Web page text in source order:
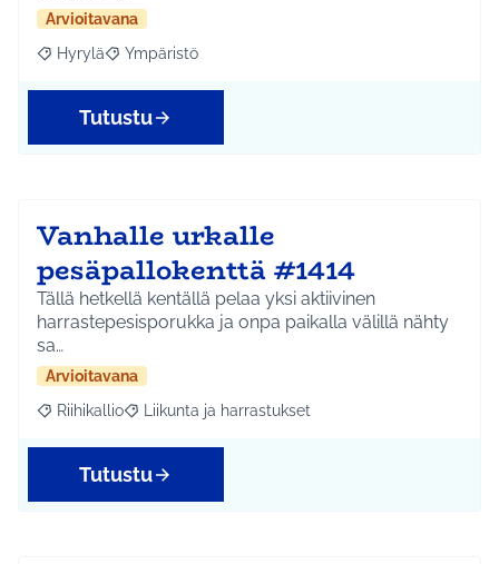
Arvioitavana
Rajaa tulokset aihepiirin mukaan: Hyrylä
Hyrylä Rajaa tulokset teeman mukaan: Ympäristö
Ympäristö
Tutustu
Vanhalle urkalle
pesäpallokenttä #1414
Tällä hetkellä kentällä pelaa yksi aktiivinen
harrastepesisporukka ja onpa paikalla välillä nähty
sa…
Arvioitavana
Rajaa tulokset aihepiirin mukaan: Riihikallio
Riihikallio Rajaa tulokset teeman mukaan: Liikunta ja
Liikunta ja harrastukset
Tutustu